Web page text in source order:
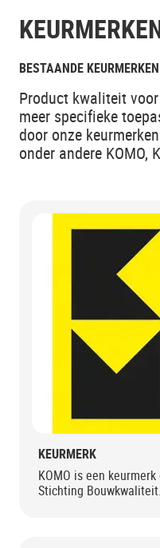
BESTAANDE KEURMERKEN
Product kwaliteit
meer specifieke
door onze
onder andere KOMO,
KEURMERK
KOMO is een
Stichting Bouwkwaliteit.